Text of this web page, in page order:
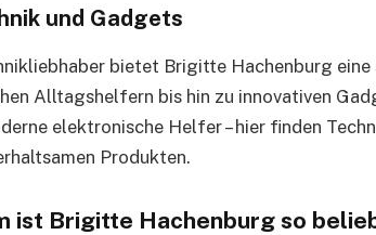
und Gadgets
bietet Brigitte Hachenburg eine
Alltagshelfern bis hin zu innovativen
elektronische Helfer – hier finden
Produkten.
ist Brigitte Hachenburg so